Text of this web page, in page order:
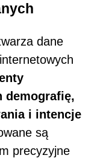
dane
demografię,
i intencje
są
precyzyjne